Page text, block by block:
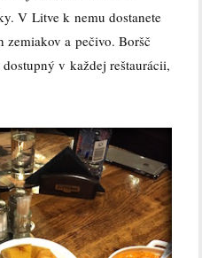
V Litve k nemu dostanete
zemiakov a pečivo. Boršč
v každej reštaurácii,